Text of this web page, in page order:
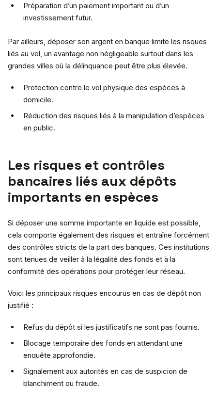
Préparation d’un paiement important ou d’un
investissement futur.
Par ailleurs, déposer son argent en banque limite les risques
liés au vol, un avantage non négligeable surtout dans les
grandes villes où la délinquance peut être plus élevée.
Protection contre le vol physique des espèces à
domicile.
Réduction des risques liés à la manipulation d’espèces
en public.
Les risques et contrôles
bancaires liés aux dépôts
importants en espèces
Si déposer une somme importante en liquide est possible,
cela comporte également des risques et entraîne forcément
des contrôles stricts de la part des banques. Ces institutions
sont tenues de veiller à la légalité des fonds et à la
conformité des opérations pour protéger leur réseau.
Voici les principaux risques encourus en cas de dépôt non
justifié :
Refus du dépôt si les justificatifs ne sont pas fournis.
Blocage temporaire des fonds en attendant une
enquête approfondie.
Signalement aux autorités en cas de suspicion de
blanchiment ou fraude.